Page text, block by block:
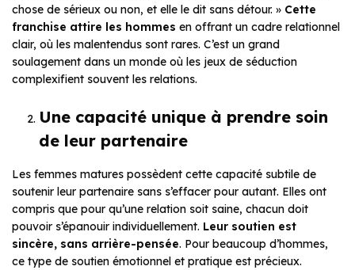
chose de sérieux ou non, et elle le dit sans détour. » Cette
franchise attire les hommes en offrant un cadre relationnel
clair, où les malentendus sont rares. C’est un grand
soulagement dans un monde où les jeux de séduction
complexifient souvent les relations.
Une capacité unique à prendre soin
de leur partenaire
Les femmes matures possèdent cette capacité subtile de
soutenir leur partenaire sans s’effacer pour autant. Elles ont
compris que pour qu’une relation soit saine, chacun doit
pouvoir s’épanouir individuellement. Leur soutien est
sincère, sans arrière-pensée. Pour beaucoup d’hommes,
ce type de soutien émotionnel et pratique est précieux.